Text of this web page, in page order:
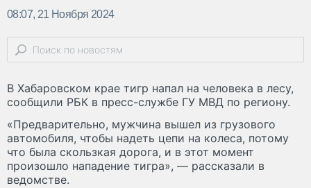
08:07, 21 Ноября 2024
В Хабаровском крае тигр напал на человека в лесу,
сообщили РБК в пресс-службе ГУ МВД по региону.
«Предварительно, мужчина вышел из грузового
автомобиля, чтобы надеть цепи на колеса, потому
что была скользкая дорога, и в этот момент
произошло нападение тигра», — рассказали в
ведомстве.